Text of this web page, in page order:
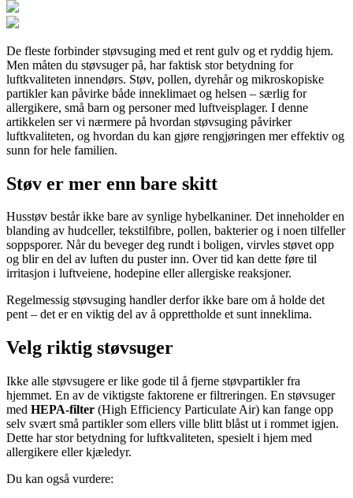
De fleste forbinder støvsuging med et rent gulv og et ryddig hjem.
Men måten du støvsuger på, har faktisk stor betydning for
luftkvaliteten innendørs. Støv, pollen, dyrehår og mikroskopiske
partikler kan påvirke både inneklimaet og helsen – særlig for
allergikere, små barn og personer med luftveisplager. I denne
artikkelen ser vi nærmere på hvordan støvsuging påvirker
luftkvaliteten, og hvordan du kan gjøre rengjøringen mer effektiv og
sunn for hele familien.
Støv er mer enn bare skitt
Husstøv består ikke bare av synlige hybelkaniner. Det inneholder en
blanding av hudceller, tekstilfibre, pollen, bakterier og i noen tilfeller
soppsporer. Når du beveger deg rundt i boligen, virvles støvet opp
og blir en del av luften du puster inn. Over tid kan dette føre til
irritasjon i luftveiene, hodepine eller allergiske reaksjoner.
Regelmessig støvsuging handler derfor ikke bare om å holde det
pent – det er en viktig del av å opprettholde et sunt inneklima.
Velg riktig støvsuger
Ikke alle støvsugere er like gode til å fjerne støvpartikler fra
hjemmet. En av de viktigste faktorene er filtreringen. En støvsuger
med HEPA-filter (High Efficiency Particulate Air) kan fange opp
selv svært små partikler som ellers ville blitt blåst ut i rommet igjen.
Dette har stor betydning for luftkvaliteten, spesielt i hjem med
allergikere eller kjæledyr.
Du kan også vurdere: